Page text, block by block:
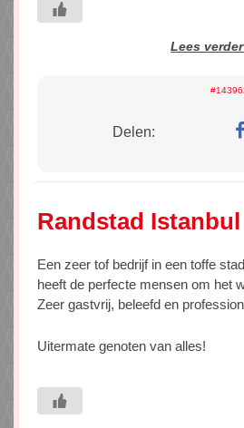
Lees
Delen:
Randstad Istanbul
Een zeer tof bedrijf in een toffe
heeft de perfecte mensen om het
Zeer gastvrij, beleefd en
Uitermate genoten van alles!